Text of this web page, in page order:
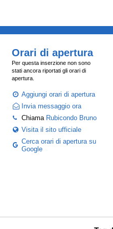
Orari di apertura
Per questa inserzione non sono
stati ancora riportati gli orari di
apertura.
Aggiungi orari di apertura
Invia messaggio ora
Chiama Rubicondo Bruno
Visita il sito ufficiale
Cerca orari di apertura su
Google